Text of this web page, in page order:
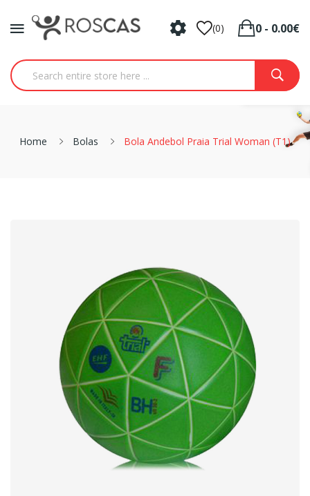
(0) 0 - 0.00€
Home Bolas Bola Andebol Praia Trial Woman (T1)